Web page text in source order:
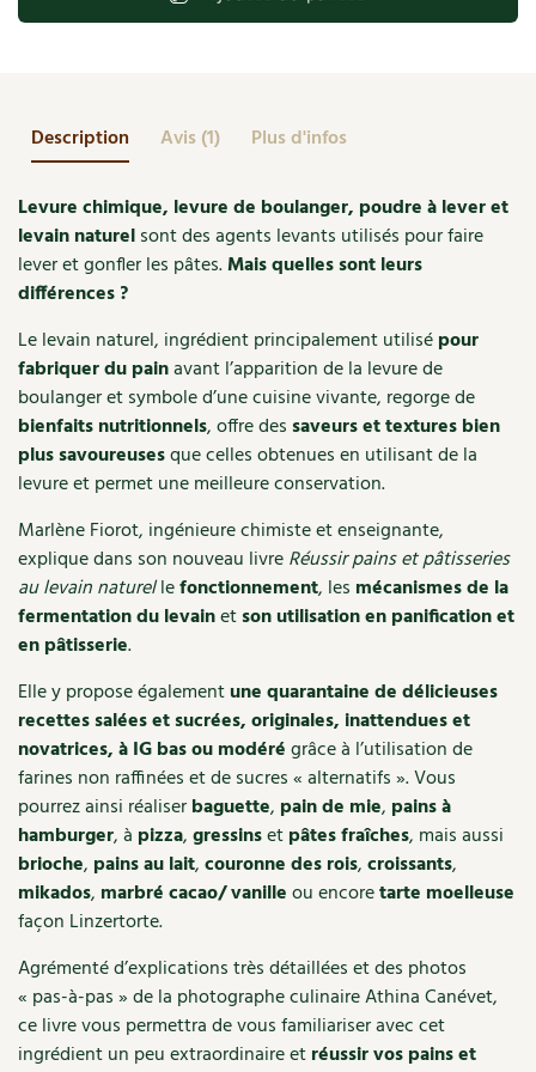
Cures, régimes
Dessert, Boulangerie
Techniques, conservation, organisation
Agenda, calendrier
NOUVEAUTÉS
Feuilleter le catalogue
Cartes cadeau
Bricolages au jardin
Petit élevage
Cuisine saine
Alimentation et nutrition
Recettes de printemps
Recettes par type de plat
Recettes végétariennes et vegan
Habitat écologique
Conception et gros oeuvre
Matériaux écologiques
Énergie
Gestion de l’eau
Entretien de la maison
Décoration et petit bricolage
Santé et bien-être
Cuisine saine
Soins naturels
Société et alternatives
Les 4 saisons& vous
Questions à la rédaction
Trucs & astuces
Trocs & petites annonces
Appels à témoignage
Bonnes adresses
Liste des pépiniéristes
Mieux consommer
et
naturel
Description Avis (1) Plus d'infos
Levure chimique, levure de boulanger, poudre à lever et
levain naturelsont des agents levants utilisés pour faire
lever et gonfler les pâtes.Mais quelles sont leurs
différences ?
Le levain naturel, ingrédient principalement utilisépour
fabriquer du painavant l’apparition de la levure de
boulanger et symbole d’une cuisine vivante, regorge de
bienfaits nutritionnels, offre dessaveurs et textures bien
plus savoureusesque celles obtenues en utilisant de la
levure et permet une meilleure conservation.
Marlène Fiorot, ingénieure chimiste et enseignante,
explique dans son nouveau livreRéussir pains et pâtisseries
au levain naturellefonctionnement, les mécanismes de la
fermentation du levainetson utilisation en panification et
en pâtisserie.
Elle y propose égalementune quarantaine de délicieuses
recettes salées et sucrées, originales, inattendues et
novatrices, à IG bas ou modérégrâce à l’utilisation de
farines non raffinées et de sucres « alternatifs ». Vous
pourrez ainsi réaliserbaguette, pain de mie, pains à
hamburger, à pizza,gressinsetpâtes fraîches, mais aussi
brioche, pains au lait,couronne des rois,croissants,
mikados, marbré cacao/ vanilleou encoretarte moelleuse
façon Linzertorte.
Agrémenté d’explications très détaillées et des photos
« pas-à-pas » de la photographe culinaire Athina Canévet,
ce livre vous permettra de vous familiariser avec cet
ingrédient un peu extraordinaire etréussir vos pains et